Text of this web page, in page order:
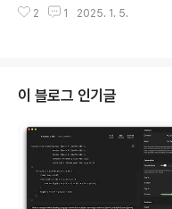
나보실 수 있습니다.특히 간장은 숙
맛까지 훌륭한 금옥당 양갱을 소개
곳이랍니다. 금옥당 양갱의 매력 포
씩 살펴볼까요?1. 금옥당 양갱, 왜
국산 팥 사용 – 건강하고 자연스러
산 거피팥으로 만든 백앙금을 사
맛이 특징입니다. 흔히 떠올리는
연히 다른, 은은한 단맛 덕..
2 1 2025. 1. 5.
이 블로그 인기글